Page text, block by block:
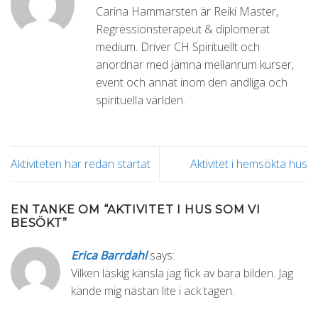
Carina Hammarsten är Reiki Master,
Regressionsterapeut & diplomerat
medium. Driver CH Spirituellt och
anordnar med jämna mellanrum kurser,
event och annat inom den andliga och
spirituella världen.
Aktiviteten har redan startat Aktivitet i hemsökta hus
EN TANKE OM “AKTIVITET I HUS SOM VI
BESÖKT”
Erica Barrdahl says:
Vilken läskig känsla jag fick av bara bilden. Jag
kände mig nästan lite i ack tagen.